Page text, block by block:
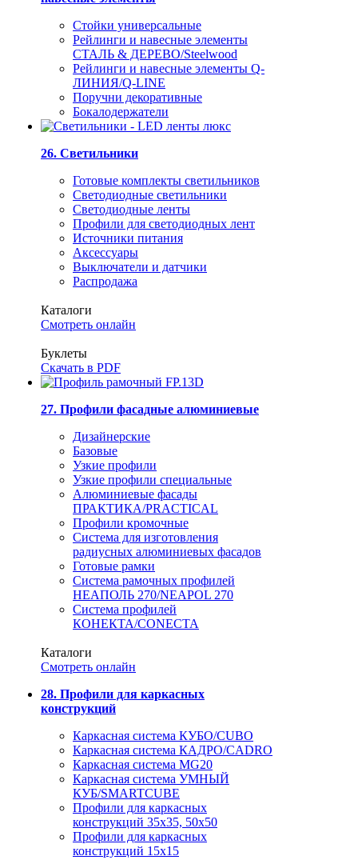
Стойки универсальные
Рейлинги и навесные элементы
СТАЛЬ & ДЕРЕВО/Steelwood
Рейлинги и навесные элементы Q-
ЛИНИЯ/Q-LINE
Поручни декоративные
Бокалодержатели
26. Светильники
Готовые комплекты светильников
Светодиодные светильники
Светодиодные ленты
Профили для светодиодных лент
Источники питания
Аксессуары
Выключатели и датчики
Распродажа
Каталоги
Смотреть онлайн
Буклеты
Скачать в PDF
27. Профили фасадные алюминиевые
Дизайнерские
Базовые
Узкие профили
Узкие профили специальные
Алюминиевые фасады
ПРАКТИКА/PRACTICAL
Профили кромочные
Система для изготовления
радиусных алюминиевых фасадов
Готовые рамки
Система рамочных профилей
НЕАПОЛЬ 270/NEAPOL 270
Система профилей
КОНЕКТА/CONECTA
Каталоги
Смотреть онлайн
28. Профили для каркасных
конструкций
Каркасная система КУБО/CUBO
Каркасная система КАДРО/CADRO
Каркасная система MG20
Каркасная система УМНЫЙ
КУБ/SMARTCUBE
Профили для каркасных
конструкций 35x35, 50x50
Профили для каркасных
конструкций 15х15